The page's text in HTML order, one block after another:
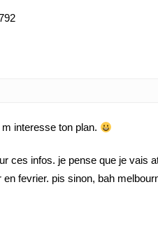
interesse ton plan.
ces infos. je pense que je vais
en fevrier. pis sinon, bah